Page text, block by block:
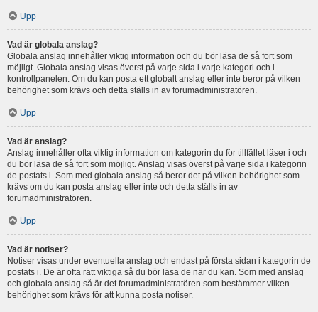
Upp
Vad är globala anslag?
Globala anslag innehåller viktig information och du bör läsa de så fort som
möjligt. Globala anslag visas överst på varje sida i varje kategori och i
kontrollpanelen. Om du kan posta ett globalt anslag eller inte beror på vilken
behörighet som krävs och detta ställs in av forumadministratören.
Upp
Vad är anslag?
Anslag innehåller ofta viktig information om kategorin du för tillfället läser i och
du bör läsa de så fort som möjligt. Anslag visas överst på varje sida i kategorin
de postats i. Som med globala anslag så beror det på vilken behörighet som
krävs om du kan posta anslag eller inte och detta ställs in av
forumadministratören.
Upp
Vad är notiser?
Notiser visas under eventuella anslag och endast på första sidan i kategorin de
postats i. De är ofta rätt viktiga så du bör läsa de när du kan. Som med anslag
och globala anslag så är det forumadministratören som bestämmer vilken
behörighet som krävs för att kunna posta notiser.